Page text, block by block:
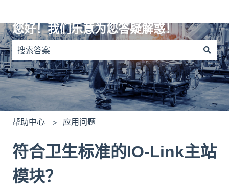
您好！我们乐意为您答疑解惑！
没有建议，因为搜索字段为空。
帮助中心 应用问题
符合卫生标准的IO-Link主站
模块？